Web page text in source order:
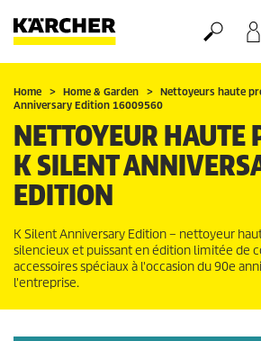
Panier
Mes Favoris
Home Home & Garden Nettoyeurs haute
Anniversary Edition 16009560
NETTOYEUR HAUTE
K SILENT
EDITION
K Silent Anniversary Edition – nettoyeur
silencieux et puissant en édition limitée de
accessoires spéciaux à l'occasion du 90e
l'entreprise.